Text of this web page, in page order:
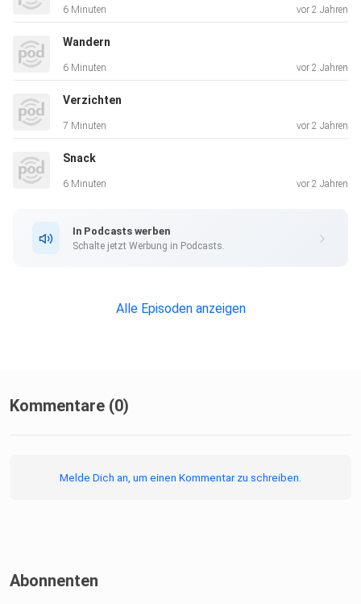
6 Minuten vor 2 Jahren
Wandern
6 Minuten vor 2 Jahren
Verzichten
7 Minuten vor 2 Jahren
Snack
6 Minuten vor 2 Jahren
In Podcasts werben
Schalte jetzt Werbung in Podcasts.
Alle Episoden anzeigen
Kommentare (0)
Melde Dich an, um einen Kommentar zu schreiben.
Abonnenten